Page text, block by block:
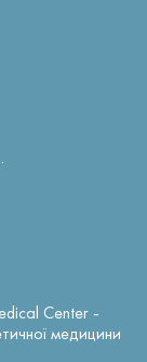
Center -
медицини